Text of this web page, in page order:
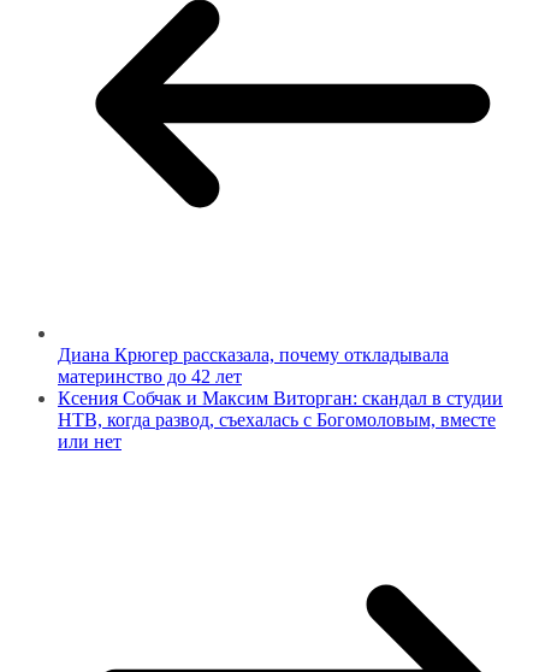
Диана Крюгер рассказала, почему откладывала
материнство до 42 лет
Ксения Собчак и Максим Виторган: скандал в студии
НТВ, когда развод, съехалась с Богомоловым, вместе
или нет